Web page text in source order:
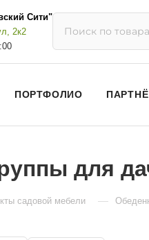
Сити"
2к2
ПОРТФОЛИО
для
садовой мебели —